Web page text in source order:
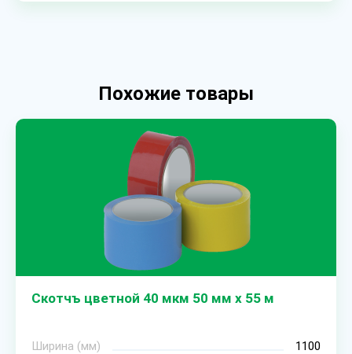
Похожие товары
Скотчъ цветной 40 мкм 50 мм х 55 м
Ширина (мм)
1100